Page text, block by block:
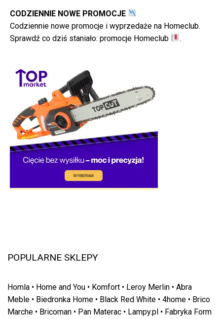
CODZIENNIE NOWE PROMOCJE
Codziennie nowe promocje i wyprzedaże na Homeclub.
Sprawdź co dziś staniało: promocje Homeclub .
POPULARNE SKLEPY
Homla • Home and You • Komfort • Leroy Merlin • Abra
Meble • Biedronka Home • Black Red White • 4home • Brico
Marche • Bricoman • Pan Materac • Lampy.pl • Fabryka Form